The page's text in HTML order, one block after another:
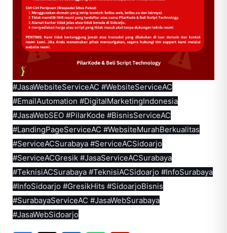
#JasaWebsiteServiceAC #WebsiteServiceAC
#EmailAutomation #DigitalMarketingIndonesia
#JasaWebSEO #PilarKode #BisnisServiceAC
#LandingPageServiceAC #WebsiteMurahBerkualitas
#ServiceACSurabaya #ServiceACSidoarjo
#ServiceACGresik #JasaServiceACSurabaya
#TeknisiACSurabaya #TeknisiACSidoarjo #InfoSurabaya
#InfoSidoarjo #GresikHits #SidoarjoBisnis
#SurabayaServiceAC #JasaWebSurabaya
#JasaWebSidoarjo